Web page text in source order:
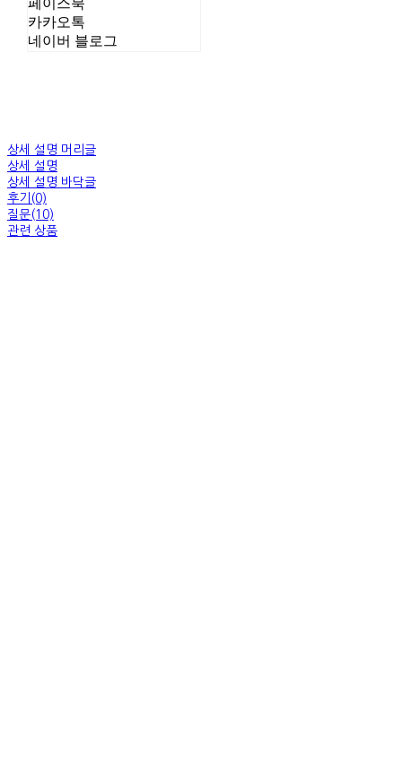
카카오톡
네이버 블로그
상세 설명 머리글
상세 설명
상세 설명 바닥글
후기(0)
질문(10)
관련 상품